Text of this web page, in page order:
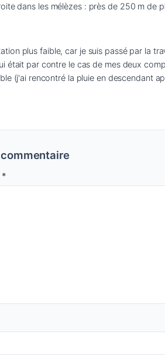
dans les mélèzes : près de 250 m de
plus faible, car je suis passé par la
était par contre le cas de mes deux
(j'ai rencontré la pluie en descendant
*